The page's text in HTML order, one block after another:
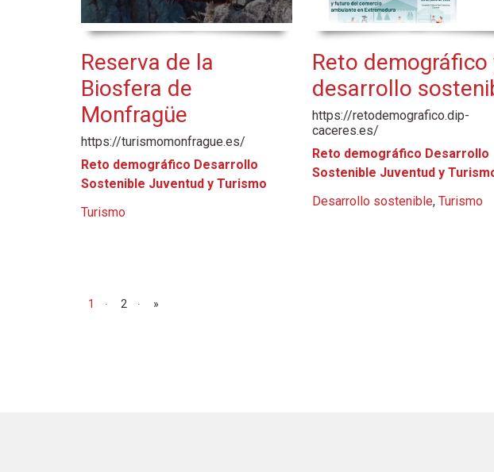
Reserva de la
Biosfera de
Monfragüe
https://turismomonfrague.es/
Reto demográfico Desarrollo
Sostenible Juventud y Turismo
Turismo
Reto demográfico
desarrollo
https://retodemografico.dip-
caceres.es/
Reto demográfico Desarrollo
Sostenible Juventud y
Desarrollo sostenible,Turismo
Navegación de entradas
1 2 »